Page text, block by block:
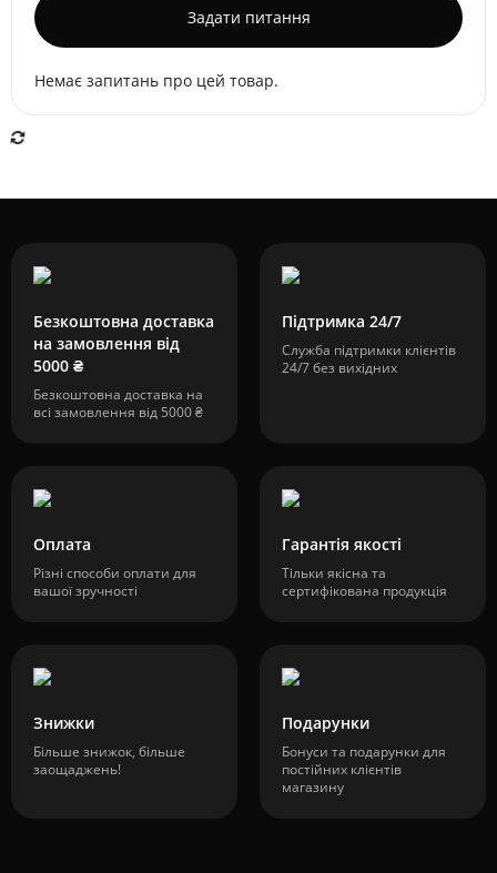
Задати питання
Немає запитань про цей товар.
Безкоштовна доставка
на замовлення від
5000 ₴
Безкоштовна доставка на
всі замовлення від 5000 ₴
Підтримка 24/7
Служба підтримки клієнтів
24/7 без вихідних
Оплата
Різні способи оплати для
вашої зручності
Гарантія якості
Тільки якісна та
сертифікована продукція
Знижки
Більше знижок, більше
заощаджень!
Подарунки
Бонуси та подарунки для
постійних клієнтів
магазину